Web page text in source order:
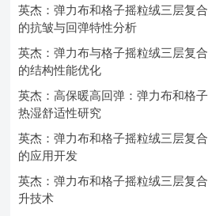
英杰：弹力布和格子摇粒绒三层复
的抗皱与回弹特性分析
英杰：弹力布与格子摇粒绒三层复
的结构性能优化
英杰：高保暖高回弹：弹力布和格
热湿舒适性研究
英杰：弹力布和格子摇粒绒三层复
的应用开发
英杰：弹力布和格子摇粒绒三层复
升技术